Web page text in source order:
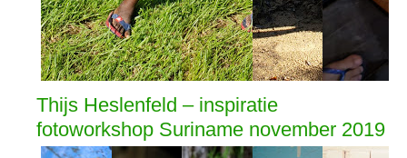
Thijs Heslenfeld – inspiratie
fotoworkshop Suriname november 2019